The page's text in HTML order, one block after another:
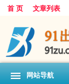
首 页 文章列表
网站导航